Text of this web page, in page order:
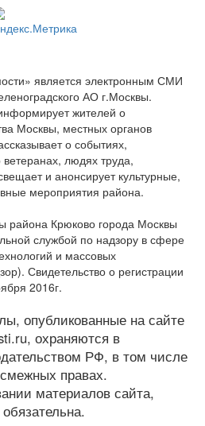
является электронным СМИ
АО г.Москвы.
жителей о
Москвы, местных органов
о событиях,
людях труда,
и анонсирует культурные,
мероприятия района.
района Крюково города Москвы
службой по надзору в сфере
и массовых
Свидетельство о регистрации
2016г.
опубликованные на сайте
охраняются в
РФ, в том числе
правах.
материалов сайта,